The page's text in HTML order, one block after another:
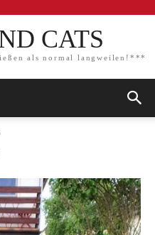
CATS
als normal langweilen!***